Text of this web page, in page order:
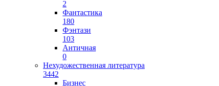
2
Фантастика
180
Фэнтази
103
Античная
0
Нехудожественная литература
3442
Бизнес